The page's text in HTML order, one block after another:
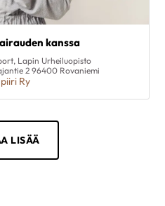
kanssa
Lapin Urheiluopisto
2 96400 Rovaniemi
Ry
LISÄÄ